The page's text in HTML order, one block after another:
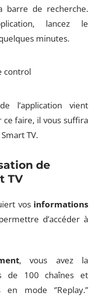
barre de recherche.
lancez le
minutes.
l’application vient
ce faire, il vous suffira
TV.
de
TV
vos informations
d’accéder à
, vous avez la
de 100 chaînes et
mode ‘’Replay.’’